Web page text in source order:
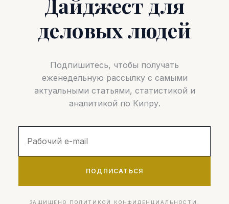
Дайджест для
деловых людей
Подпишитесь, чтобы получать
еженедельную рассылку с самыми
актуальными статьями, статистикой и
аналитикой по Кипру.
ПОДПИСАТЬСЯ
ЗАЩИЩЕНО ПОЛИТИКОЙ КОНФИДЕНЦИАЛЬНОСТИ.